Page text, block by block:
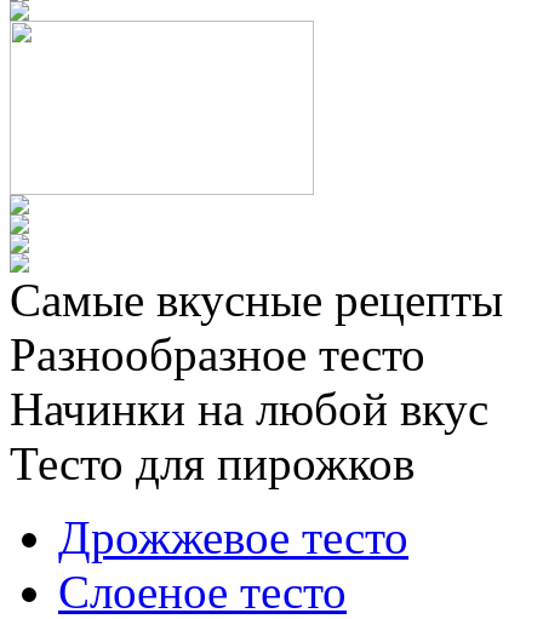
Самые вкусные рецепты
Разнообразное тесто
Начинки на любой вкус
Тесто для пирожков
Дрожжевое тесто
Слоеное тесто